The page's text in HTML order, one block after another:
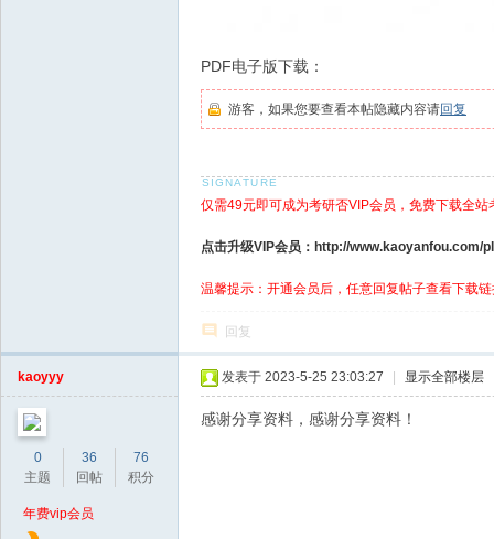
PDF电子版下载：
游客，如果您要查看本帖隐藏内容请回复
仅需49元即可成为考研否VIP会员，免费下载全站
点击升级VIP会员：http://www.kaoyanfou.com/
温馨提示：开通会员后，任意回复帖子查看下载
回复
kaoyyy
0
主题
36
回帖
76
积分
年费vip会员
发表于 2023-5-25 23:03:27 显示全部楼层
感谢分享资料，感谢分享资料！